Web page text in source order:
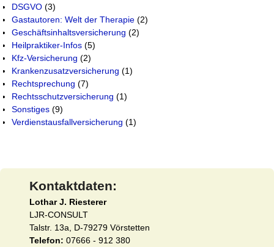
DSGVO (3)
Gastautoren: Welt der Therapie (2)
Geschäftsinhaltsversicherung (2)
Heilpraktiker-Infos (5)
Kfz-Versicherung (2)
Krankenzusatzversicherung (1)
Rechtsprechung (7)
Rechtsschutzversicherung (1)
Sonstiges (9)
Verdienstausfallversicherung (1)
Kontaktdaten:
Lothar J. Riesterer
LJR-CONSULT
Talstr. 13a, D-79279 Vörstetten
Telefon: 07666 - 912 380